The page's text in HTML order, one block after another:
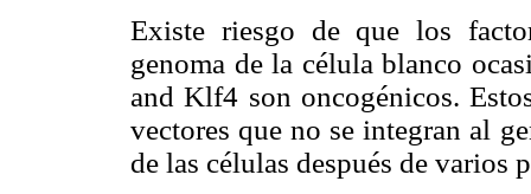
Existe riesgo de que los
genoma de la célula blanco
and Klf4 son oncogénicos.
vectores que no se integran al
de las células después de varios